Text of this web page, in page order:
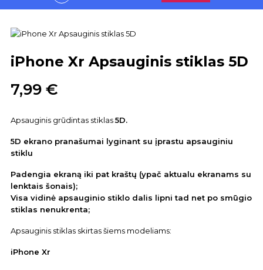
iPhone Xr Apsauginis stiklas 5D
7,99 €
Apsauginis grūdintas stiklas5D.
5D ekrano pranašumai lyginant su įprastu apsauginiu
stiklu
Padengia ekraną iki pat kraštų (ypač aktualu ekranams su
lenktais šonais);
Visa vidinė apsauginio stiklo dalis lipni tad net po smūgio
stiklas nenukrenta;
Apsauginis stiklas skirtas šiems modeliams:
iPhone Xr